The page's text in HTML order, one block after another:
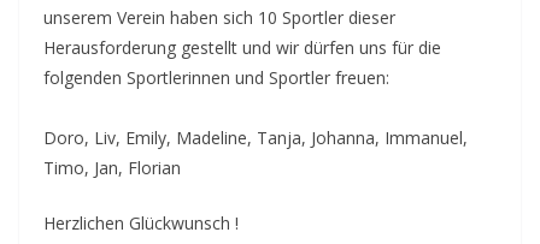
unserem Verein haben sich 10 Sportler dieser
Herausforderung gestellt und wir dürfen uns für die
folgenden Sportlerinnen und Sportler freuen:
Doro, Liv, Emily, Madeline, Tanja, Johanna, Immanuel,
Timo, Jan, Florian
Herzlichen Glückwunsch !